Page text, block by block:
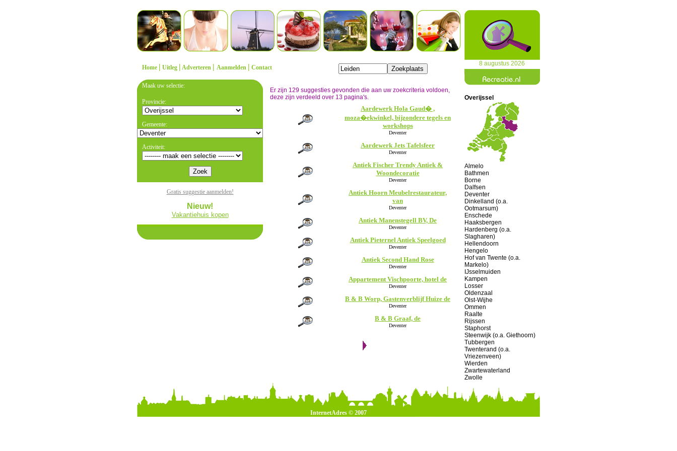
Home | Uitleg | Adverteren | Aanmelden | Contact
8 augustus 2026
Maak uw selectie:
Provincie:
Gemeente:
Activiteit:
Gratis suggestie aanmelden!
Nieuw!
Vakantiehuis kopen
Er zijn 129 suggesties gevonden die aan uw zoekcriteria voldoen,
deze zijn verdeeld over 13 pagina's.
Aardewerk Hola Gaud� ,
moza�ekwinkel, bijzondere tegels en
workshops
Deventer
Aardewerk Jets Tafelsfeer
Deventer
Antiek Fischer Trendy Antiek &
Woondecoratie
Deventer
Antiek Hoorn Meubelrestaurateur,
van
Deventer
Antiek Manenstegell BV, De
Deventer
Antiek Pieternel Antiek Speelgoed
Deventer
Antiek Second Hand Rose
Deventer
Appartement Vischpoorte, hotel de
Deventer
B & B Worp, Gastenverblijf Huize de
Deventer
B & B Graaf, de
Deventer
Overijssel
Almelo
Bathmen
Borne
Dalfsen
Deventer
Dinkelland (o.a.
Ootmarsum)
Enschede
Haaksbergen
Hardenberg (o.a.
Slagharen)
Hellendoorn
Hengelo
Hof van Twente (o.a.
Markelo)
IJsselmuiden
Kampen
Losser
Oldenzaal
Olst-Wijhe
Ommen
Raalte
Rijssen
Staphorst
Steenwijk (o.a. Giethoorn)
Tubbergen
Twenterand (o.a.
Vriezenveen)
Wierden
Zwartewaterland
Zwolle
InternetAdres © 2007